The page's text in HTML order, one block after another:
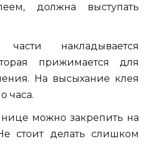
должна выступать
накладывается
прижимается для
На высыхание клея
часа.
можно закрепить на
стоит делать слишком